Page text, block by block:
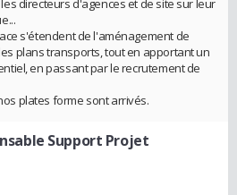
directeurs d'agences et de site sur leur
s'étendent de l'aménagement de
plans transports, tout en apportant un
en passant par le recrutement de
plates forme sont arrivés.
Support Projet